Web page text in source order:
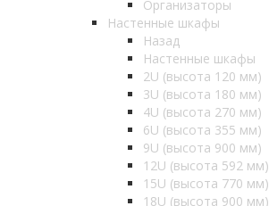
Организаторы
Настенные шкафы
Назад
Настенные шкафы
2U (высота 120 мм)
3U (высота 180 мм)
4U (высота 270 мм)
6U (высота 355 мм)
9U (высота 900 мм)
12U (высота 592 мм)
15U (высота 770 мм)
18U (высота 900 мм)